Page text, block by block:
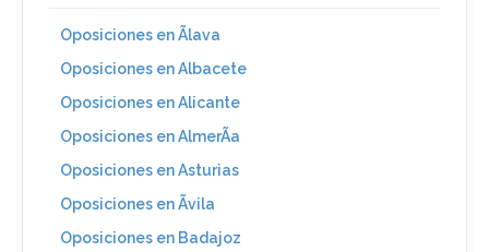
Oposiciones en Ãlava
Oposiciones en Albacete
Oposiciones en Alicante
Oposiciones en AlmerÃ­a
Oposiciones en Asturias
Oposiciones en Ãvila
Oposiciones en Badajoz